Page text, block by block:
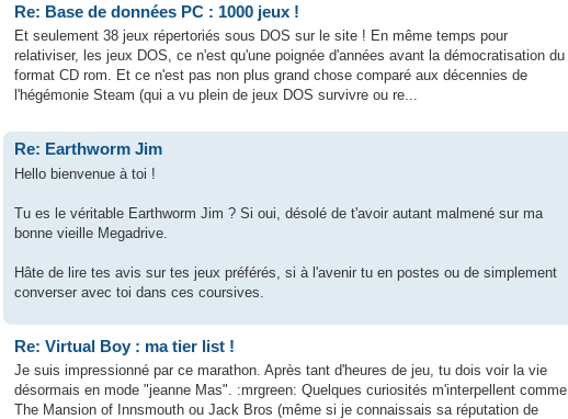
Re: Base de données PC : 1000 jeux !
Et seulement 38 jeux répertoriés sous DOS sur le site ! En même temps pour
relativiser, les jeux DOS, ce n'est qu'une poignée d'années avant la démocratisation du
format CD rom. Et ce n'est pas non plus grand chose comparé aux décennies de
l'hégémonie Steam (qui a vu plein de jeux DOS survivre ou re...
Re: Earthworm Jim
Hello bienvenue à toi !
Tu es le véritable Earthworm Jim ? Si oui, désolé de t'avoir autant malmené sur ma
bonne vieille Megadrive.
Hâte de lire tes avis sur tes jeux préférés, si à l'avenir tu en postes ou de simplement
converser avec toi dans ces coursives.
Re: Virtual Boy : ma tier list !
Je suis impressionné par ce marathon. Après tant d'heures de jeu, tu dois voir la vie
désormais en mode "jeanne Mas". :mrgreen: Quelques curiosités m'interpellent comme
The Mansion of Innsmouth ou Jack Bros (même si je connaissais sa réputation de